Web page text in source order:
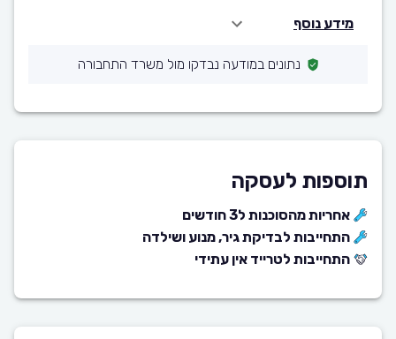
מידע נוסף
נתונים במודעה נבדקו מול משרד התחבורה
תוספות לעסקה
אחריות מהסוכנות ל3 חודשים
התחייבות לבדיקת גיר, מנוע ושילדה
התחייבות לטרייד אין עתידי